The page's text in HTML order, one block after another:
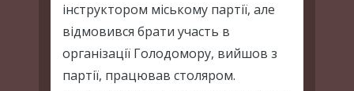
інструктором міському партії, але
відмовився брати участь в
організації Голодомору, вийшов з
партії, працював столяром.